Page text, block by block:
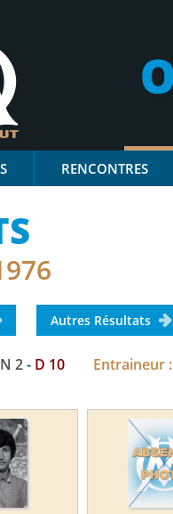
RENCONTRES
Autres Résultats
N 2- D 10 Entraineur :